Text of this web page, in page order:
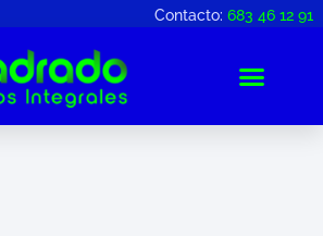
Contacto: 683 46 12 91